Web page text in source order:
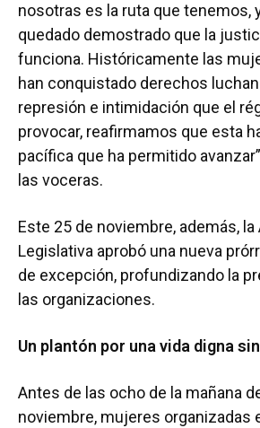
nosotras es la ruta que tenemos,
quedado demostrado que la
funciona. Históricamente las
han conquistado derechos
represión e intimidación que el
provocar, reafirmamos que esta
pacífica que ha permitido
las voceras.
Este 25 de noviembre, además,
Legislativa aprobó una nueva
de excepción, profundizando la
las organizaciones.
Un plantón por una vida digna
Antes de las ocho de la mañana
noviembre, mujeres organizadas